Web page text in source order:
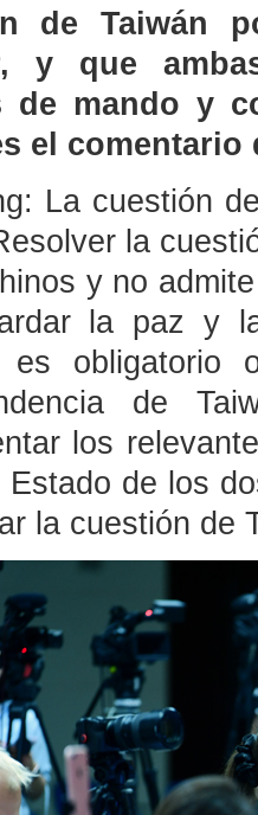
de Taiwán
y que
de mando y
el comentario
La cuestión
la
y no
la paz y
es obligatorio
de
los
Estado de los
la cuestión de